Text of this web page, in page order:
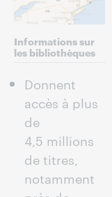
Informations sur
les bibliothèques
Donnent
accès à plus
de
4,5 millions
de titres,
notamment